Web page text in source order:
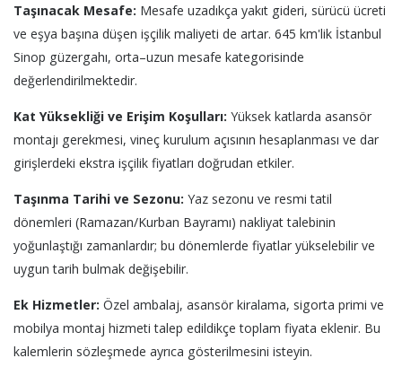
Taşınacak Mesafe: Mesafe uzadıkça yakıt gideri, sürücü ücreti
ve eşya başına düşen işçilik maliyeti de artar. 645 km'lik İstanbul
Sinop güzergahı, orta–uzun mesafe kategorisinde
değerlendirilmektedir.
Kat Yüksekliği ve Erişim Koşulları: Yüksek katlarda asansör
montajı gerekmesi, vineç kurulum açısının hesaplanması ve dar
girişlerdeki ekstra işçilik fiyatları doğrudan etkiler.
Taşınma Tarihi ve Sezonu: Yaz sezonu ve resmi tatil
dönemleri (Ramazan/Kurban Bayramı) nakliyat talebinin
yoğunlaştığı zamanlardır; bu dönemlerde fiyatlar yükselebilir ve
uygun tarih bulmak değişebilir.
Ek Hizmetler: Özel ambalaj, asansör kiralama, sigorta primi ve
mobilya montaj hizmeti talep edildikçe toplam fiyata eklenir. Bu
kalemlerin sözleşmede ayrıca gösterilmesini isteyin.